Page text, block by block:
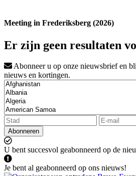
Meeting in Frederiksberg (2026)
Er zijn geen resultaten
Abonneer u op onze nieuwsbrief en
nieuws en kortingen.
Abonneren
U bent succesvol geabonneerd op de
Je bent al geabonneerd op ons nieuws!